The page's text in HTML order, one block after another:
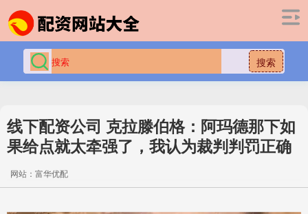
搜索
线下配资公司 克拉滕伯格：阿玛德那下如
果给点就太牵强了，我认为裁判判罚正确
网站：富华优配